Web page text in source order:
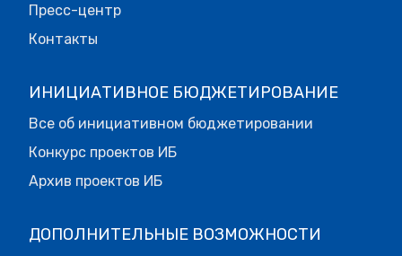
Пресс-центр
Контакты
ИНИЦИАТИВНОЕ БЮДЖЕТИРОВАНИЕ
Все об инициативном бюджетировании
Конкурс проектов ИБ
Архив проектов ИБ
ДОПОЛНИТЕЛЬНЫЕ ВОЗМОЖНОСТИ